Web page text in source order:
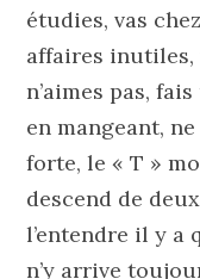
étudies, vas
affaires inutiles,
n’aimes pas,
en mangeant,
forte, le « T »
descend de
l’entendre il y a
n’y arrive